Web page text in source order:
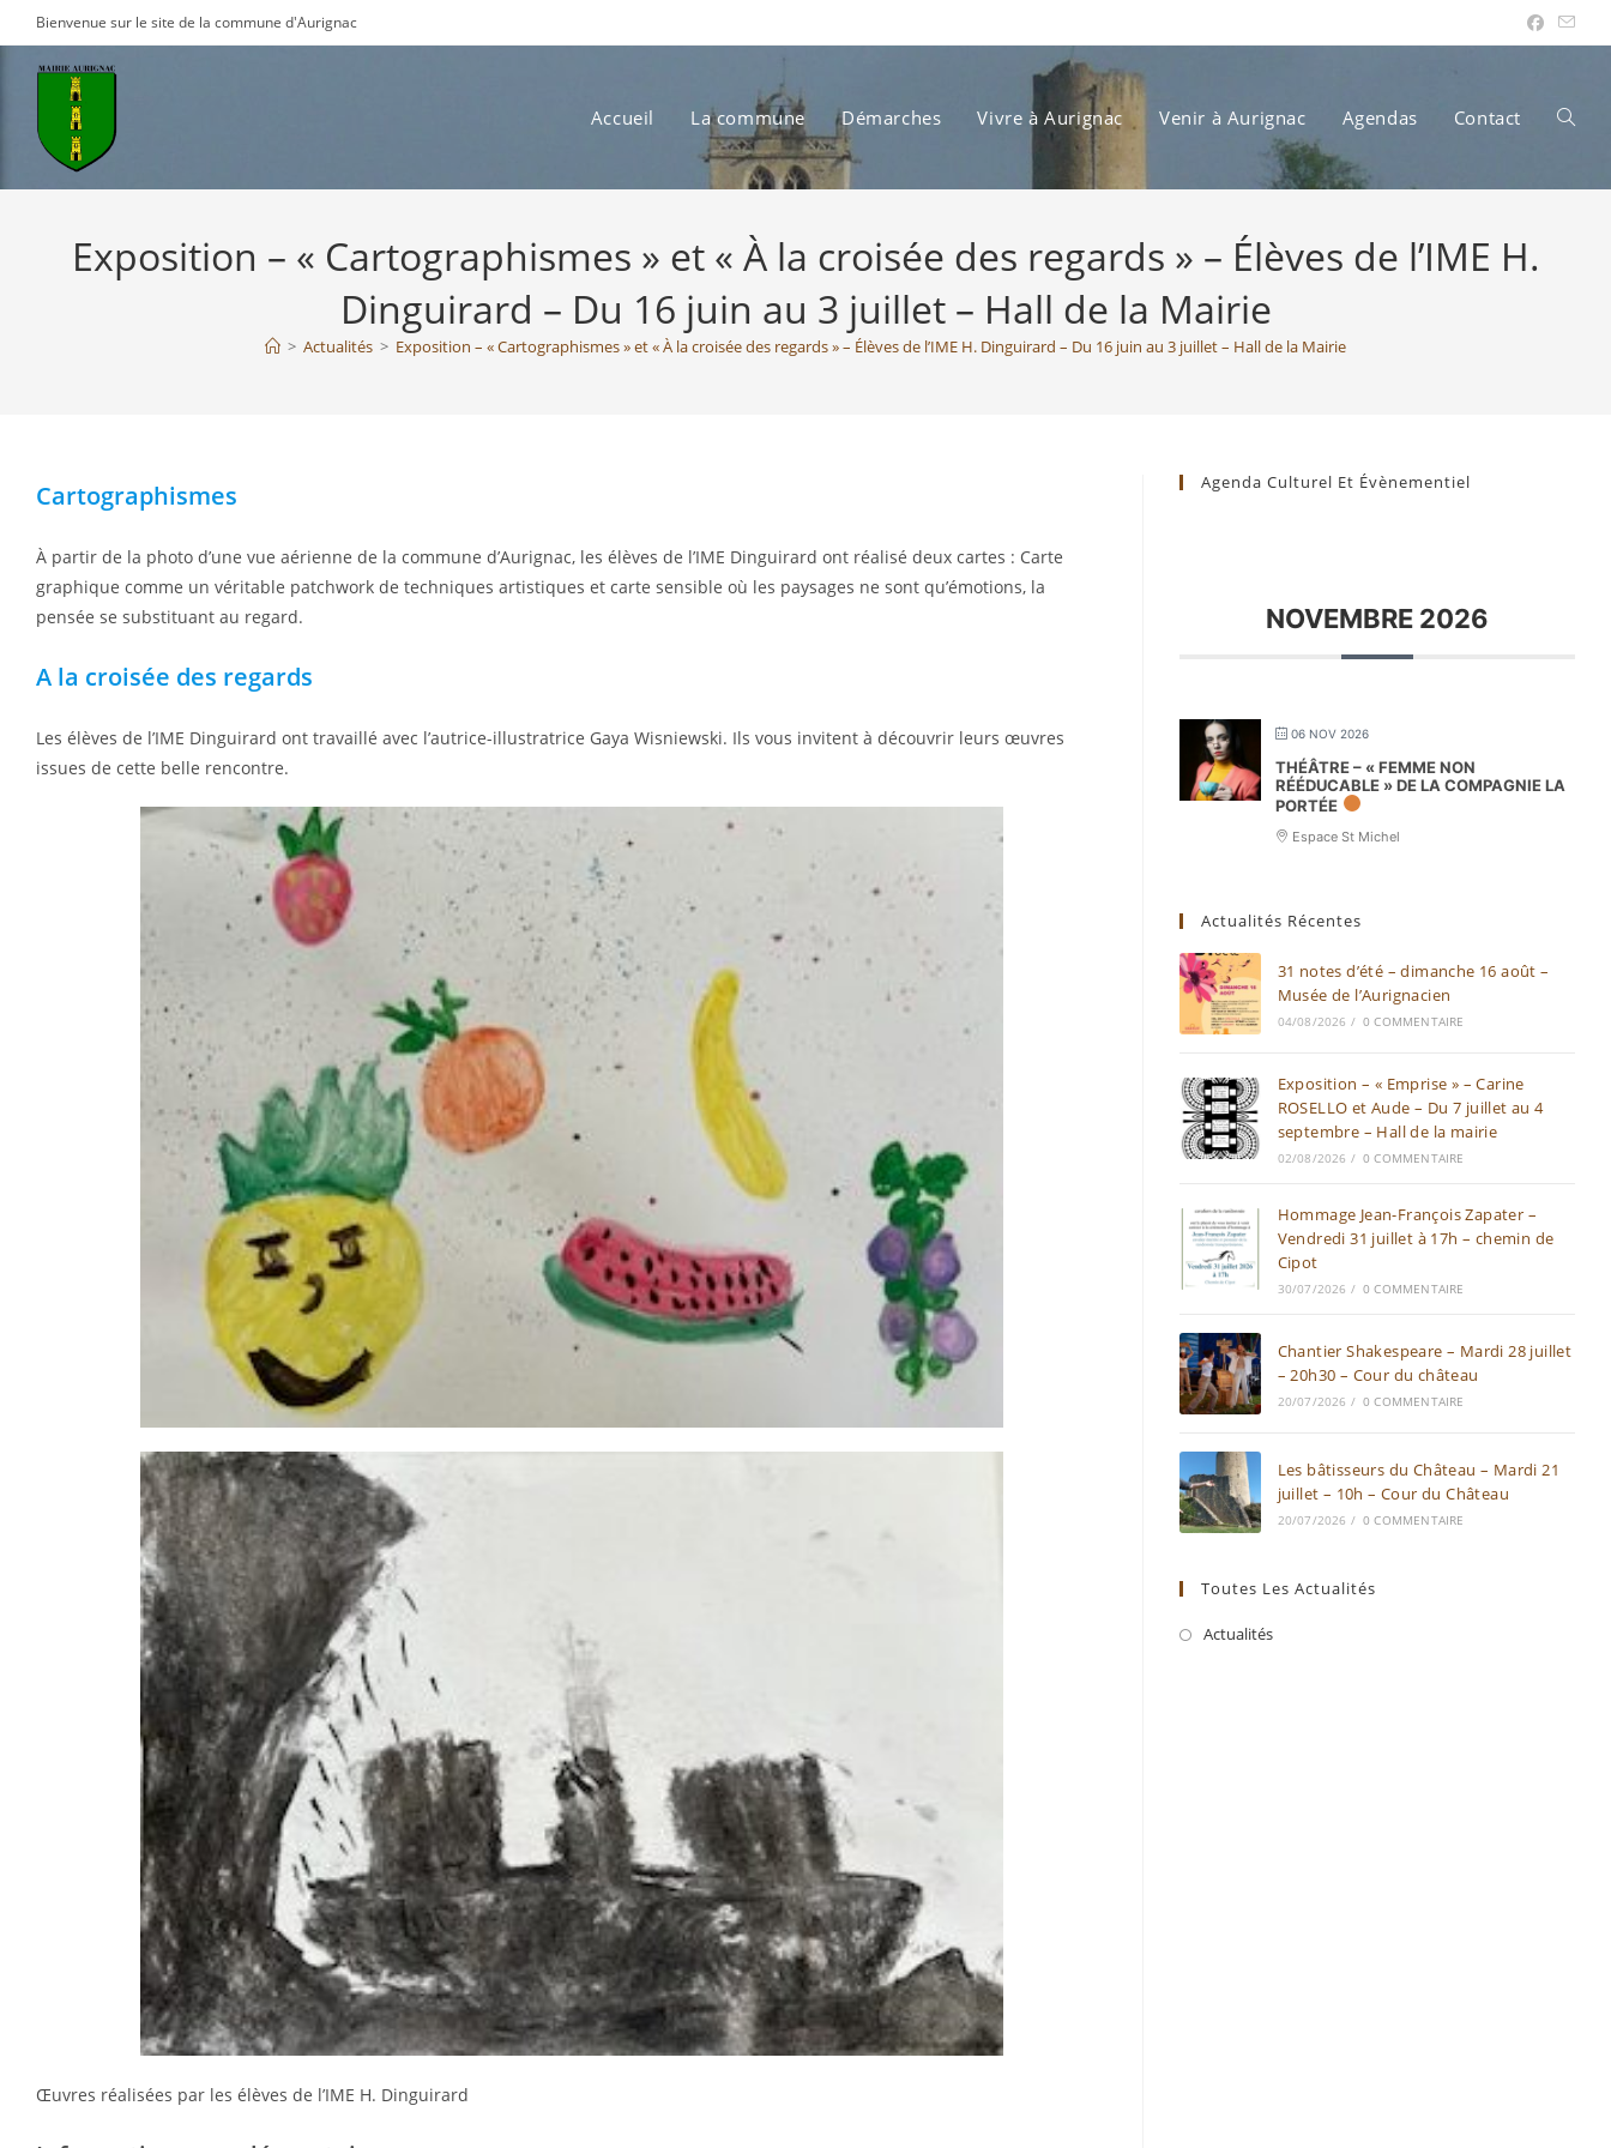
to
content
Bienvenue sur le site de la commune d'Aurignac
Accueil La commune Démarches Vivre à Aurignac Venir à Aurignac Agendas Contact Toggle
Exposition – « Cartographismes » et « À la croisée des regards » – Élèves de l’IME H.
Dinguirard – Du 16 juin au 3 juillet – Hall de la Mairie
> Actualités > Exposition – « Cartographismes » et « À la croisée des regards » – Élèves de l’IME H. Dinguirard – Du 16 juin au 3 juillet – Hall de la Mairie
Cartographismes
À partir de la photo d’une vue aérienne de la commune d’Aurignac, les élèves de l’IME Dinguirard ont réalisé deux cartes : Carte
graphique comme un véritable patchwork de techniques artistiques et carte sensible où les paysages ne sont qu’émotions, la
pensée se substituant au regard.
A la croisée des regards
Les élèves de l’IME Dinguirard ont travaillé avec l’autrice-illustratrice Gaya Wisniewski. Ils vous invitent à découvrir leurs œuvres
issues de cette belle rencontre.
Œuvres réalisées par les élèves de l’IME H. Dinguirard
Agenda Culturel Et Évènementiel
NOVEMBRE 2026
06 NOV 2026
THÉÂTRE – « FEMME NON
RÉÉDUCABLE » DE LA COMPAGNIE LA
PORTÉE
Espace St Michel
Actualités Récentes
31 notes d’été – dimanche 16 août –
Musée de l’Aurignacien
04/08/2026 / 0 COMMENTAIRE
Exposition – « Emprise » – Carine
ROSELLO et Aude – Du 7 juillet au 4
septembre – Hall de la mairie
02/08/2026 / 0 COMMENTAIRE
Hommage Jean-François Zapater –
Vendredi 31 juillet à 17h – chemin de
Cipot
30/07/2026 / 0 COMMENTAIRE
Chantier Shakespeare – Mardi 28 juillet
– 20h30 – Cour du château
20/07/2026 / 0 COMMENTAIRE
Les bâtisseurs du Château – Mardi 21
juillet – 10h – Cour du Château
20/07/2026 / 0 COMMENTAIRE
Toutes Les Actualités
Actualités